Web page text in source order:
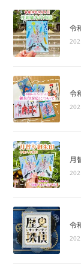
令
令
月
令